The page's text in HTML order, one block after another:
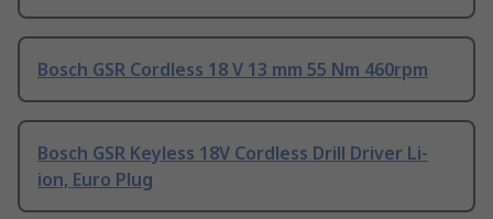
Bosch GSR Cordless 18 V 13 mm 55 Nm 460rpm
Bosch GSR Keyless 18V Cordless Drill Driver Li-
ion, Euro Plug